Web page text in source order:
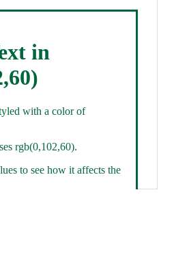
rgb(0,102,60)